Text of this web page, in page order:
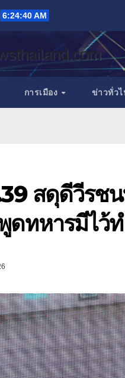
6:24:42 AM
การเมือง ข่าวทั่วไ
สดุดีวีรช
ดทหารมีไว้